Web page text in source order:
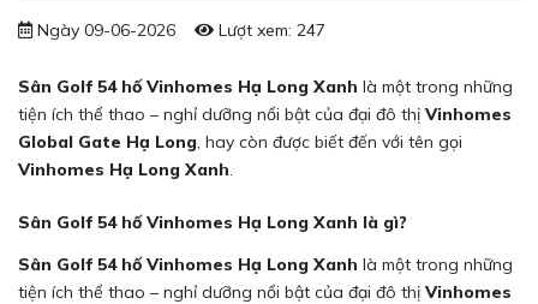
Ngày 09-06-2026 Lượt xem: 247
Sân Golf 54 hố Vinhomes Hạ Long Xanh là một trong những
tiện ích thể thao – nghỉ dưỡng nổi bật của đại đô thị Vinhomes
Global Gate Hạ Long , hay còn được biết đến với tên gọi
Vinhomes Hạ Long Xanh
Sân Golf 54 hố Vinhomes Hạ Long Xanh là gì?
Sân Golf 54 hố Vinhomes Hạ Long Xanh là một trong những
tiện ích thể thao – nghỉ dưỡng nổi bật của đại đô thị Vinhomes